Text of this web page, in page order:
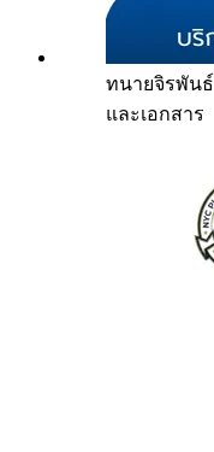
ทนายจิรพันธ์
และเอกสาร